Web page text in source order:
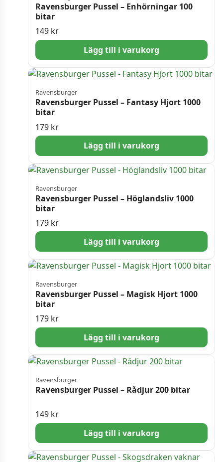
Ravensburger Pussel – Enhörningar 100
bitar
149 kr
Lägg till i varukorg
Ravensburger
Ravensburger Pussel – Fantasy Hjort 1000
bitar
179 kr
Lägg till i varukorg
Ravensburger
Ravensburger Pussel – Höglandsliv 1000
bitar
179 kr
Lägg till i varukorg
Ravensburger
Ravensburger Pussel – Magisk Hjort 1000
bitar
179 kr
Lägg till i varukorg
Ravensburger
Ravensburger Pussel – Rådjur 200 bitar
149 kr
Lägg till i varukorg